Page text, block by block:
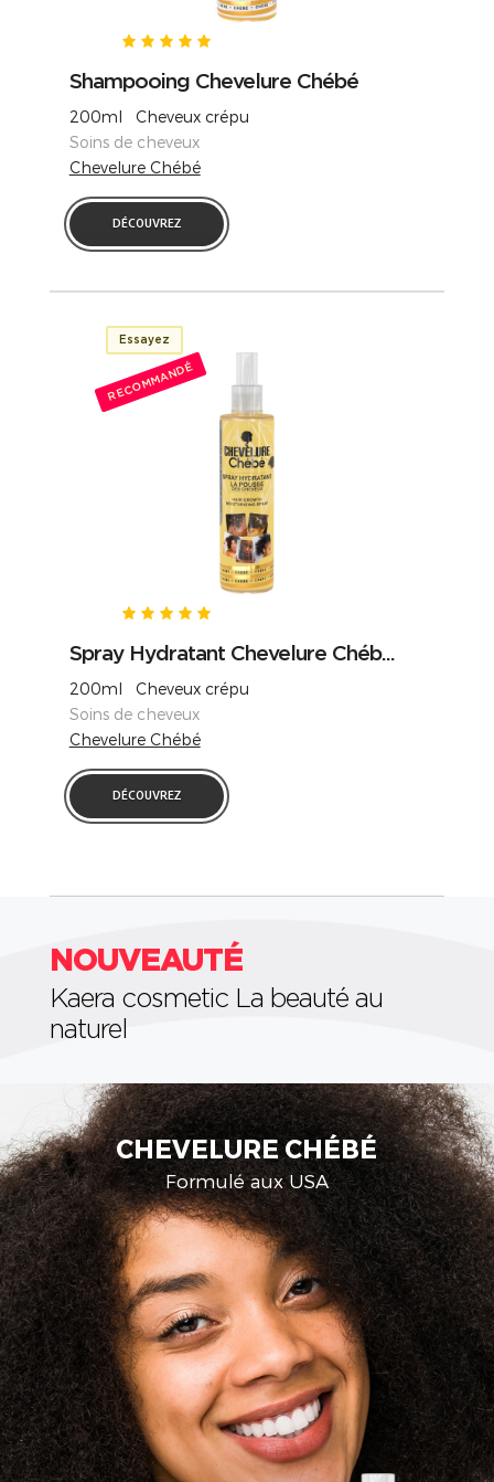
Shampooing Chevelure Chébé
200ml Cheveux crépu
Soins de cheveux
Chevelure Chébé
DÉCOUVREZ
Essayez
RECOMMANDÉ
Spray Hydratant Chevelure Chéb...
200ml Cheveux crépu
Soins de cheveux
Chevelure Chébé
DÉCOUVREZ
NOUVEAUTÉ
Kaera cosmetic La beauté au
naturel
CIRE D'ABEILLE
Aux extraits de Cire d'Abeille